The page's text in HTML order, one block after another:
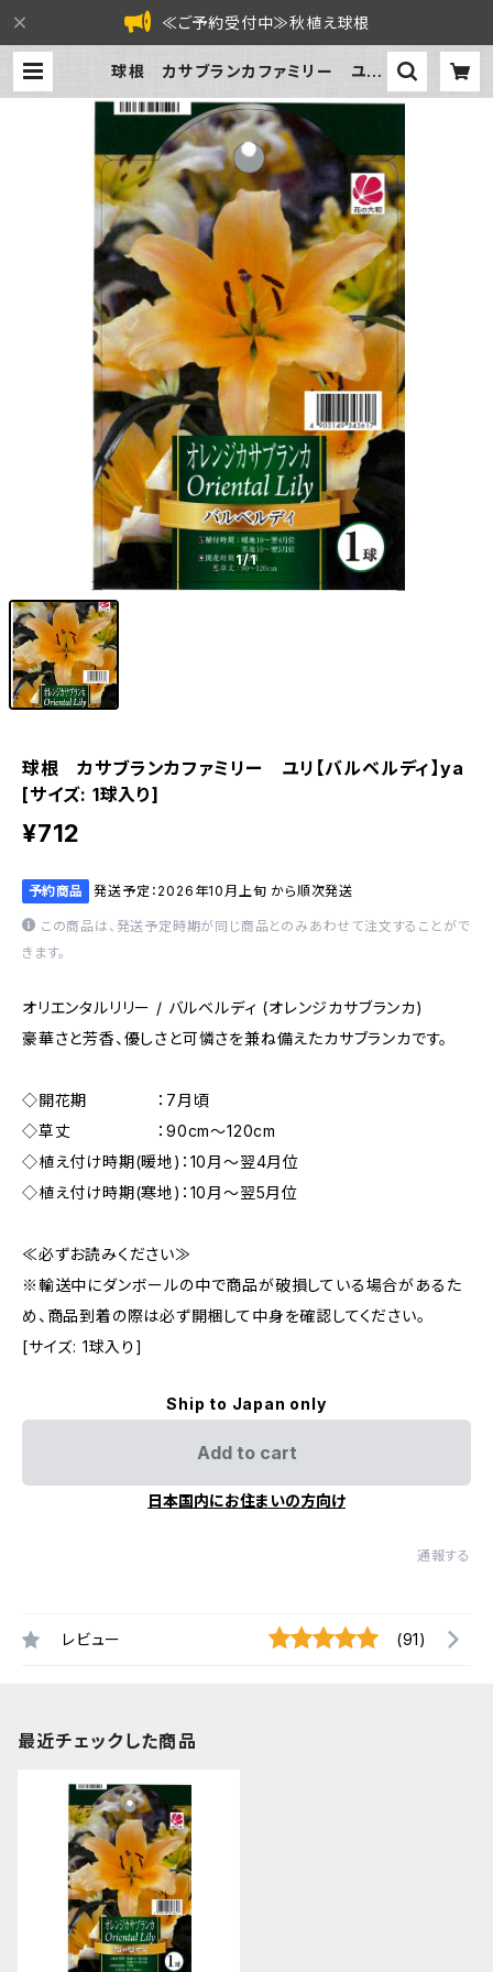
≪ご予約受付中≫秋植え球根
球根 カサブランカファミリー ユリ
| フラワーガーデン泉 オンラインショ
ップ
1/1
球根 カサブランカファミリー ユリ【バルベルディ】ya
[サイズ: 1球入り]
¥712
予約商品 発送予定：2026年10月上旬 から順次発送
この商品は、発送予定時期が同じ商品とのみあわせて注文することがで
きます。
オリエンタルリリー / バルベルディ (オレンジカサブランカ)
豪華さと芳香、優しさと可憐さを兼ね備えたカサブランカです。
◇開花期 ：7月頃
◇草丈 ：90cm～120cm
◇植え付け時期(暖地)：10月～翌4月位
◇植え付け時期(寒地)：10月～翌5月位
≪必ずお読みください≫
※輸送中にダンボールの中で商品が破損している場合があるた
め、商品到着の際は必ず開梱して中身を確認してください。
[サイズ: 1球入り]
Ship to Japan only
Add to cart
日本国内にお住まいの方向け
通報する
レビュー (91)
最近チェックした商品